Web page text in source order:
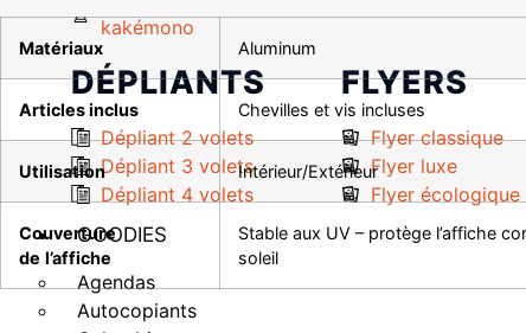
kakémono
DÉPLIANTS
Dépliant 2 volets
Dépliant 3 volets
Dépliant 4 volets
FLYERS
Flyer classique
Flyer luxe
Flyer écologique
GOODIES
Agendas
Autocopiants
Matériaux Aluminum
Articles inclus Chevilles et vis incluses
Utilisation Intérieur/Extérieur
Couverture
de l’affiche
Stable aux UV – protège l’affiche
soleil